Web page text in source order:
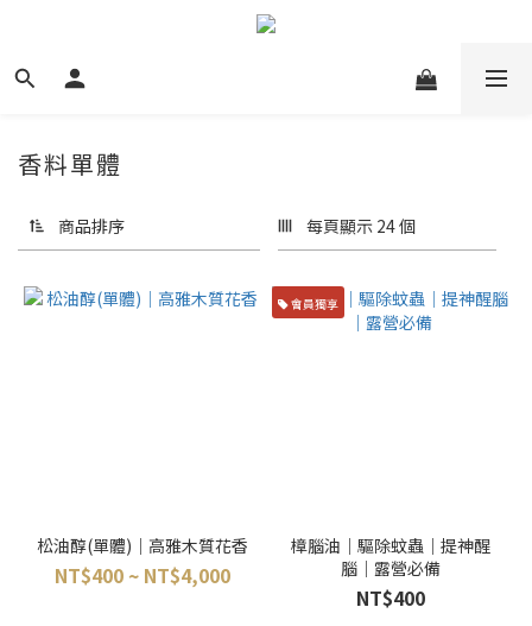
香料單體
商品排序 每頁顯示 24 個
松油醇(單體)｜高雅木質花香
NT$400 ~ NT$4,000
會員獨享
樟腦油｜驅除蚊蟲｜提神醒
腦｜露營必備
NT$400